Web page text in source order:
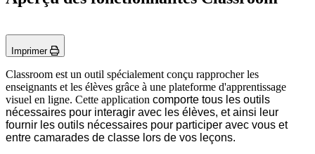
Imprimer
Classroom est un outil spécialement conçu rapprocher les
enseignants et les élèves grâce à une plateforme d'apprentissage
visuel en ligne. Cette application comporte tous les outils
nécessaires pour interagir avec les élèves, et ainsi leur
fournir les outils nécessaires pour participer avec vous et
entre camarades de classe lors de vos leçons.